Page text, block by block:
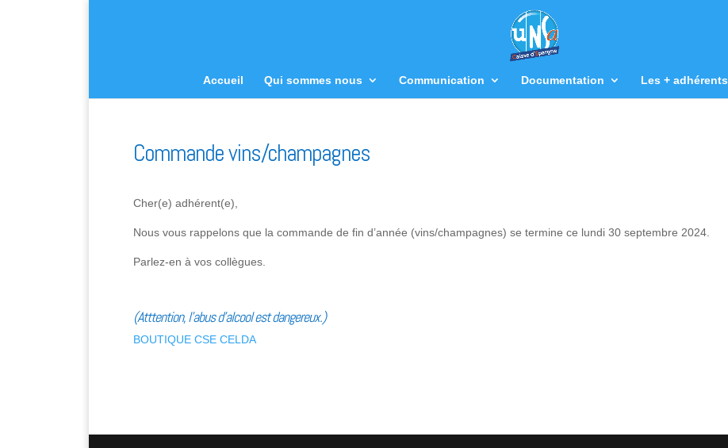
Accueil Qui sommes nous Communication Documentation Les + adhérents
Commande vins/champagnes
Cher(e) adhérent(e),
Nous vous rappelons que la commande de fin d’année (vins/champagnes) se termine ce lundi 30 septembre 2024.
Parlez-en à vos collègues.
(Atttention, l’abus d’alcool est dangereux.)
BOUTIQUE CSE CELDA